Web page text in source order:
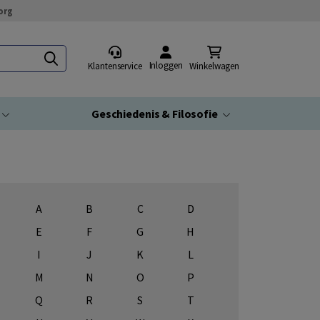
Klantenservice Inloggen Winkelwagen
Geschiedenis & Filosofie
A B C
D
E
F G
H
I
J K
L
M
N O
P
Q
R S
T